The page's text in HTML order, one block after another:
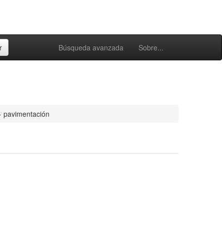
Búsqueda avanzada Sobre...
pavimentación